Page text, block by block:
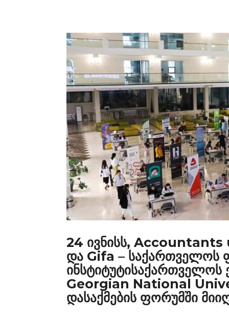
24 ივნისს,
და Gifa – საქართველოს
ინსტიტუტისაქართველოს
Georgian National
დასაქმების ფორუმში